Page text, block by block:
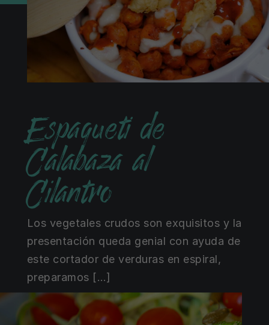
Espagueti de
Calabaza al
Cilantro
Los vegetales crudos son exquisitos y la
presentación queda genial con ayuda de
este cortador de verduras en espiral,
preparamos […]